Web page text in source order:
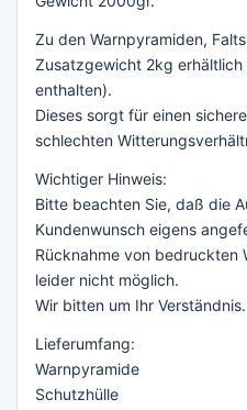
Zu den Warnpyramiden,
Zusatzgewicht 2kg
enthalten).
Dieses sorgt für einen
schlechten
Wichtiger Hinweis:
Bitte beachten Sie, daß die
Kundenwunsch eigens
Rücknahme von bedruckten
leider nicht möglich.
Wir bitten um Ihr Verständnis.
Lieferumfang:
Warnpyramide
Schutzhülle